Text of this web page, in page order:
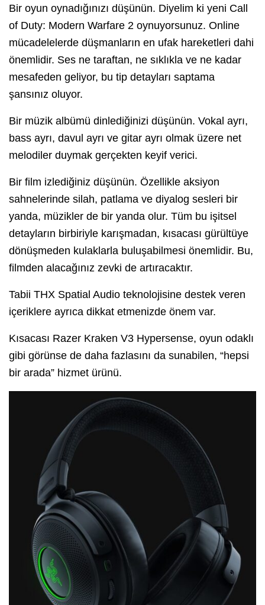
Bir oyun oynadığınızı düşünün. Diyelim ki yeni Call
of Duty: Modern Warfare 2 oynuyorsunuz. Online
mücadelelerde düşmanların en ufak hareketleri dahi
önemlidir. Ses ne taraftan, ne sıklıkla ve ne kadar
mesafeden geliyor, bu tip detayları saptama
şansınız oluyor.
Bir müzik albümü dinlediğinizi düşünün. Vokal ayrı,
bass ayrı, davul ayrı ve gitar ayrı olmak üzere net
melodiler duymak gerçekten keyif verici.
Bir film izlediğiniz düşünün. Özellikle aksiyon
sahnelerinde silah, patlama ve diyalog sesleri bir
yanda, müzikler de bir yanda olur. Tüm bu işitsel
detayların birbiriyle karışmadan, kısacası gürültüye
dönüşmeden kulaklarla buluşabilmesi önemlidir. Bu,
filmden alacağınız zevki de artıracaktır.
Tabii THX Spatial Audio teknolojisine destek veren
içeriklere ayrıca dikkat etmenizde önem var.
Kısacası Razer Kraken V3 Hypersense, oyun odaklı
gibi görünse de daha fazlasını da sunabilen, “hepsi
bir arada” hizmet ürünü.